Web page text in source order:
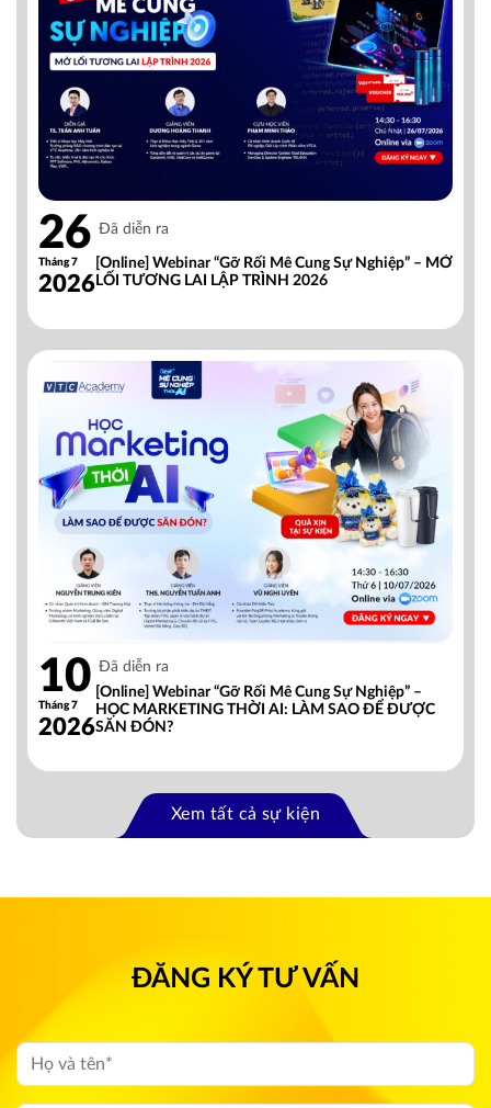
26
Tháng 7
2026
Đã diễn ra
[Online] Webinar “Gỡ Rối Mê Cung Sự Nghiệp” – MỞ
LỐI TƯƠNG LAI LẬP TRÌNH 2026
10
Tháng 7
2026
Đã diễn ra
[Online] Webinar “Gỡ Rối Mê Cung Sự Nghiệp” –
HỌC MARKETING THỜI AI: LÀM SAO ĐỂ ĐƯỢC
SĂN ĐÓN?
Xem tất cả sự kiện
ĐĂNG KÝ TƯ VẤN